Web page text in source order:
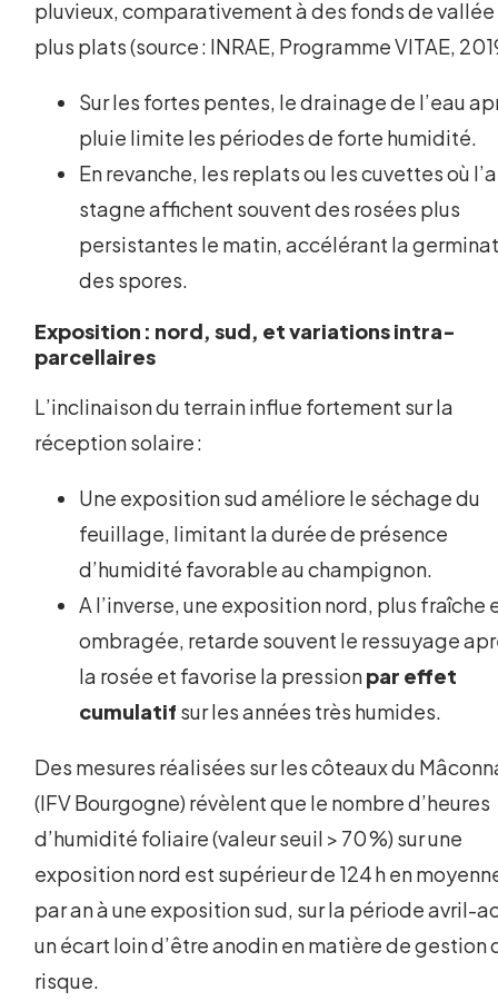
pluvieux, comparativement à des fonds de vallée
plus plats (source : INRAE, Programme VITAE,
Sur les fortes pentes, le drainage de l’eau
pluie limite les périodes de forte humidité.
En revanche, les replats ou les cuvettes où
stagne affichent souvent des rosées plus
persistantes le matin, accélérant la
des spores.
Exposition : nord, sud, et variations intra-
parcellaires
L’inclinaison du terrain influe fortement sur la
réception solaire :
Une exposition sud améliore le séchage du
feuillage, limitant la durée de présence
d’humidité favorable au champignon.
A l’inverse, une exposition nord, plus fraîche
ombragée, retarde souvent le ressuyage
la rosée et favorise la pressionpar effet
cumulatif sur les années très humides.
Des mesures réalisées sur les côteaux du
(IFV Bourgogne) révèlent que le nombre d’heures
d’humidité foliaire (valeur seuil > 70 %) sur une
exposition nord est supérieur de 124 h en
par an à une exposition sud, sur la période avril-
un écart loin d’être anodin en matière de gestion
risque.